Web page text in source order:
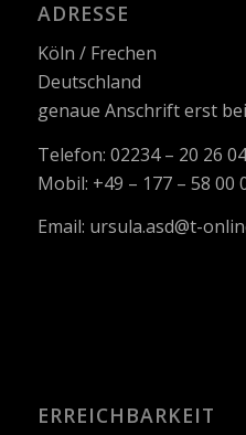
ADRESSE
Köln / Frechen
Deutschland
genaue Anschrift erst
Telefon: 02234 – 20 26
Mobil: +49 – 177 – 58 00
Email: ursula.asd@t-
ERREICHBARKEIT